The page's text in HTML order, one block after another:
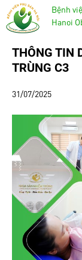
Bệnh
Hanoi
THÔNG TIN
TRÙNG C3
31/07/2025